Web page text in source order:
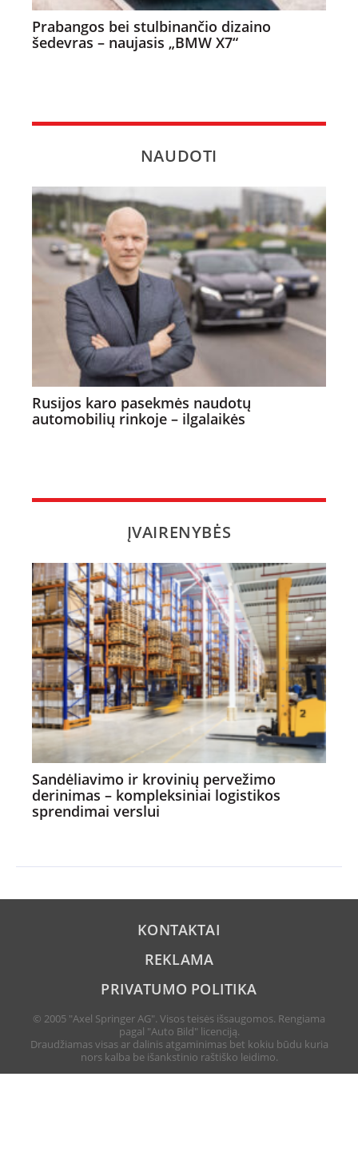
Prabangos bei stulbinančio dizaino
šedevras – naujasis „BMW X7“
NAUDOTI
Rusijos karo pasekmės naudotų
automobilių rinkoje – ilgalaikės
ĮVAIRENYBĖS
Sandėliavimo ir krovinių pervežimo
derinimas – kompleksiniai logistikos
sprendimai verslui
KONTAKTAI
REKLAMA
PRIVATUMO POLITIKA
© 2005 "Axel Springer AG". Visos teisės išsaugomos. Rengiama
pagal "Auto Bild" licenciją.
Draudžiamas visas ar dalinis atgaminimas bet kokiu būdu kuria
nors kalba be išankstinio raštiško leidimo.